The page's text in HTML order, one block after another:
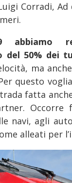
Corradi, Ad
abbiamo
del 50% dei
ma
questo
fatta
Occorre
navi, agli
alleati per